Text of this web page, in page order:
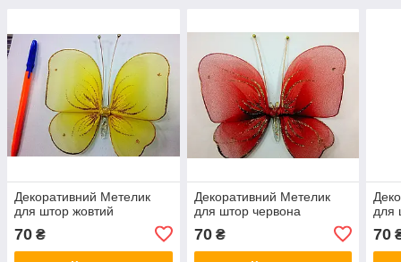
Декоративний Метелик
для штор жовтий
70 ₴
Декоративний Метелик
для штор червона
70₴
для
70